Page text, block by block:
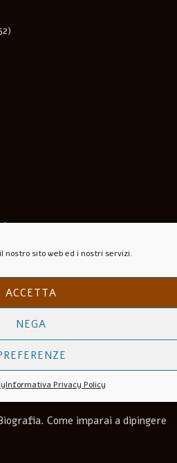
nostro sito web ed i nostri servizi.
ACCETTA
NEGA
Informativa Privacy Policy
Brizzi
Come imparai a dipingere